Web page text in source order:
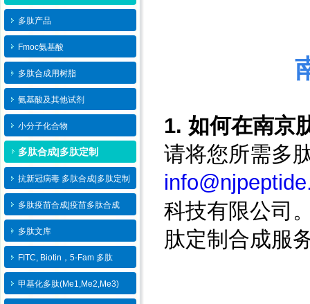
多肽产品
Fmoc氨基酸
多肽合成用树脂
氨基酸及其他试剂
小分子化合物
多肽合成|多肽定制
抗新冠病毒 多肽合成|多肽定制
多肽疫苗合成|疫苗多肽​合成
多肽文库
FITC, Biotin，5-Fam 多肽
甲基化多肽(Me1,Me2,Me3)
1.如何在南京
请将您所需多
科技有限公司
肽定制合成服